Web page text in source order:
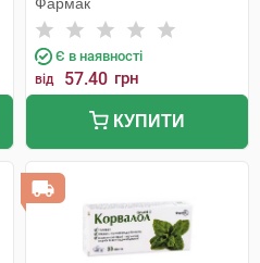
Є в наявності
від 57.40 грн
КУПИТИ